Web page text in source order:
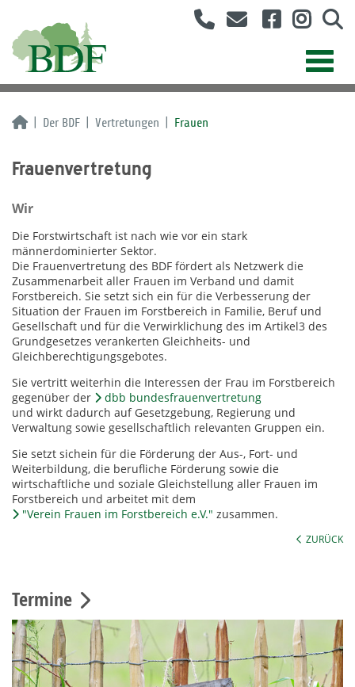
Der BDF Vertretungen Frauen
Frauenvertretung
Wir
Die Forstwirtschaft ist nach wie vor ein stark
männerdominierter Sektor.
Die Frauenvertretung des BDF fördert als Netzwerk die
Zusammenarbeit aller Frauen im Verband und damit
Forstbereich. Sie setzt sich ein für die Verbesserung der
Situation der Frauen im Forstbereich in Familie, Beruf und
Gesellschaft und für die Verwirklichung des im Artikel3 des
Grundgesetzes verankerten Gleichheits- und
Gleichberechtigungsgebotes.
Sie vertritt weiterhin die Interessen der Frau im Forstbereich
gegenüber der
dbb bundesfrauenvertretung
und wirkt dadurch auf Gesetzgebung, Regierung und
Verwaltung sowie gesellschaftlich relevanten Gruppen ein.
Sie setzt sichein für die Förderung der Aus-, Fort- und
Weiterbildung, die berufliche Förderung sowie die
wirtschaftliche und soziale Gleichstellung aller Frauen im
Forstbereich und arbeitet mit dem
"Verein Frauen im Forstbereich e.V." zusammen.
ZURÜCK
Termine